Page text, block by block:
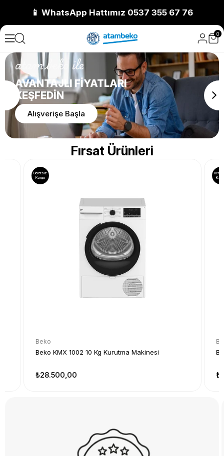
📱 WhatsApp Hattımız 0537 355 67 76
0
atam beko ile
AVANTAJLI FİYATLARI
KEŞFEDİN
Alışverişe Başla
Fırsat Ürünleri
Beko
Beko KMX 1002 10 Kg Kurutma Makinesi
₺28.500,00
Ücretsiz
Kargo